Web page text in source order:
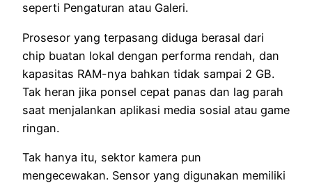
seperti Pengaturan atau Galeri.
Prosesor yang terpasang diduga berasal dari
chip buatan lokal dengan performa rendah, dan
kapasitas RAM-nya bahkan tidak sampai 2 GB.
Tak heran jika ponsel cepat panas dan lag parah
saat menjalankan aplikasi media sosial atau game
ringan.
Tak hanya itu, sektor kamera pun
mengecewakan. Sensor yang digunakan memiliki